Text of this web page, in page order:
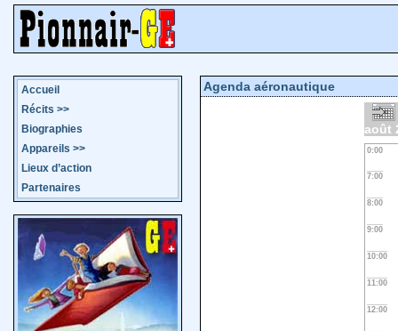
Accueil
Récits >>
Biographies
Appareils >>
Lieux d’action
Partenaires
Agenda aéronautique
août
0:00
7:00
8:00
9:00
10:00
11:00
12:00